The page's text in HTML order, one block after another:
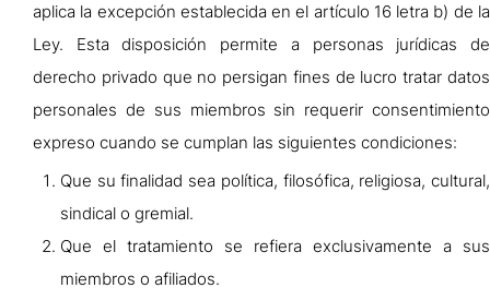
aplica la excepción establecida en el artículo 16 letra b) de la
Ley. Esta disposición permite a personas jurídicas de
derecho privado que no persigan fines de lucro tratar datos
personales de sus miembros sin requerir consentimiento
expreso cuando se cumplan las siguientes condiciones:
Que su finalidad sea política, filosófica, religiosa, cultural,
sindical o gremial.
Que el tratamiento se refiera exclusivamente a sus
miembros o afiliados.